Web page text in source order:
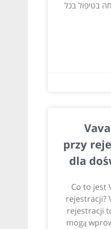
בטיפול בכל
przy
dla
Co to jest
rejestracji?
rejestracji
mogą